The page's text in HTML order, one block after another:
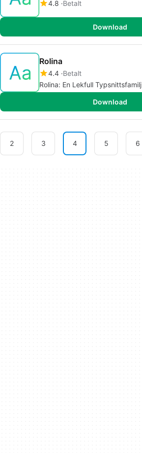
4.8 Betalt
Download
Rolina
4.4 Betalt
Rolina: En Lekfull Typsnittsfamilj
Download
2 3 4 5 6